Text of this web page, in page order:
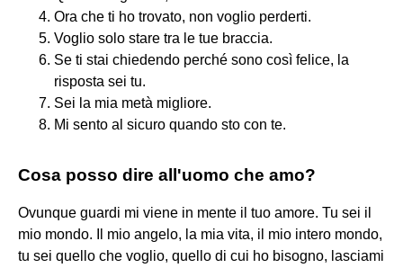
Ora che ti ho trovato, non voglio perderti.
Voglio solo stare tra le tue braccia.
Se ti stai chiedendo perché sono così felice, la
risposta sei tu.
Sei la mia metà migliore.
Mi sento al sicuro quando sto con te.
Cosa posso dire all'uomo che amo?
Ovunque guardi mi viene in mente il tuo amore. Tu sei il
mio mondo. Il mio angelo, la mia vita, il mio intero mondo,
tu sei quello che voglio, quello di cui ho bisogno, lasciami